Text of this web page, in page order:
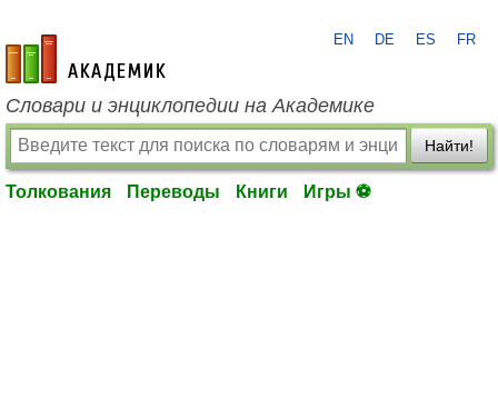
academic.ru
EN DE ES FR
Словари и энциклопедии на Академике
Найти!
Толкования Переводы Книги Игры ⚽